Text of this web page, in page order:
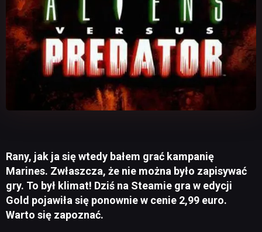
Rany, jak ja się wtedy bałem grać kampanię
Marines. Zwłaszcza, że nie można było zapisywać
gry. To był klimat! Dziś na Steamie gra w edycji
Gold pojawiła się ponownie w cenie 2,99 euro.
Warto się zapoznać.